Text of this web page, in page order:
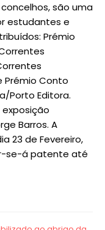
são uma
estudantes e
Prémio
Prémio Conto
Porto Editora.
exposição
Barros. A
23 de Fevereiro,
se-á patente até